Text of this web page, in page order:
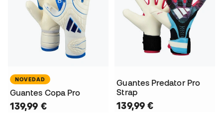
NOVEDAD
Guantes Copa Pro
139,99 €
Guantes Predator Pro
Strap
139,99 €